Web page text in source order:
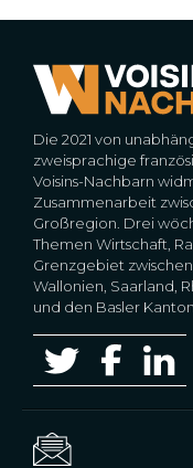
Die 2021 von
zweisprachige
Voisins-Nachbarn
Zusammenarbeit
Großregion. Drei
Themen Wirtschaft,
Grenzgebiet zwischen
Wallonien, Saarland,
und den Basler